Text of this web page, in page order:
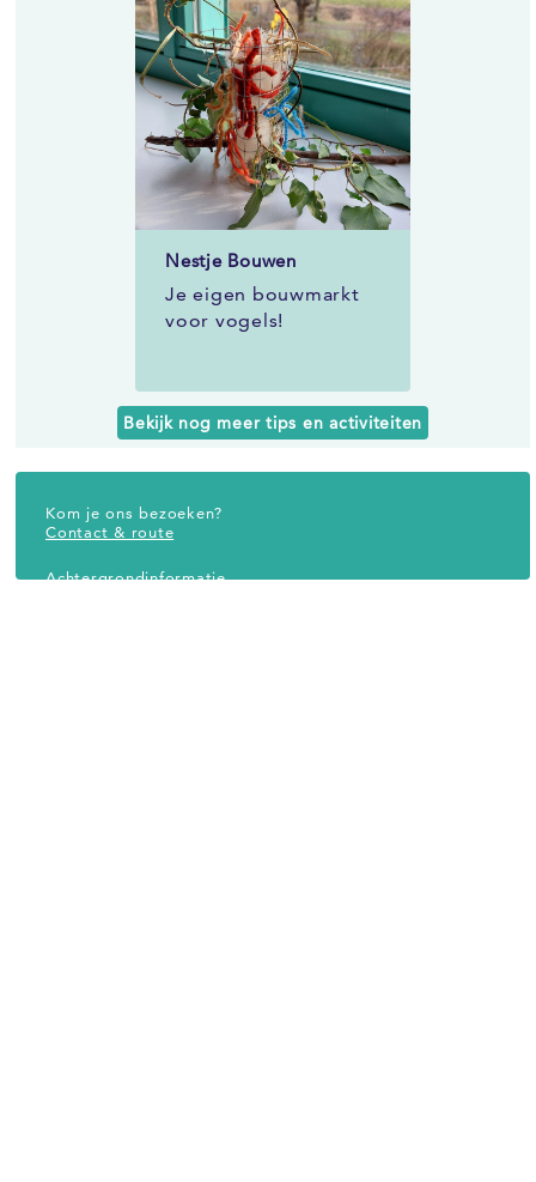
Nestje Bouwen
Je eigen bouwmarkt
voor vogels!
Bekijk nog meer tips en activiteiten
Kom je ons bezoeken?
Contact & route
Achtergrondinformatie